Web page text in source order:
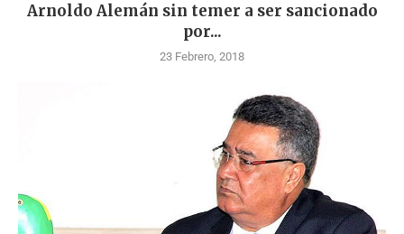
Arnoldo Alemán sin temer a ser sancionado
por...
23 Febrero, 2018